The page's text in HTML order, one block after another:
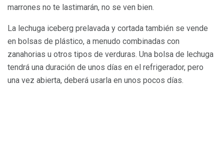
marrones no te lastimarán, no se ven bien.
La lechuga iceberg prelavada y cortada también se vende
en bolsas de plástico, a menudo combinadas con
zanahorias u otros tipos de verduras. Una bolsa de lechuga
tendrá una duración de unos días en el refrigerador, pero
una vez abierta, deberá usarla en unos pocos días.